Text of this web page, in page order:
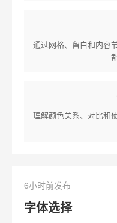
通过网格、留白和内容
理解颜色关系、对比和
6小时前发布
字体选择